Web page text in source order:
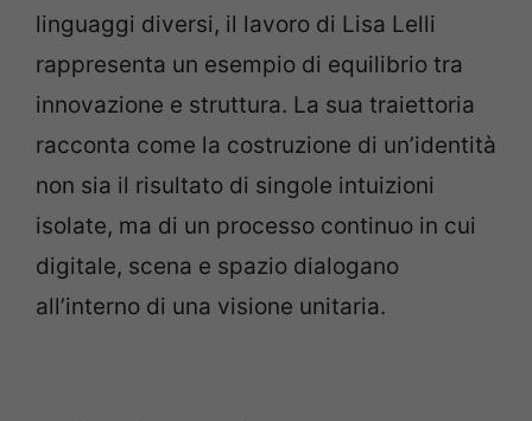
linguaggi diversi, il lavoro di Lisa Lelli
rappresenta un esempio di equilibrio tra
innovazione e struttura. La sua traiettoria
racconta come la costruzione di un’identità
non sia il risultato di singole intuizioni
isolate, ma di un processo continuo in cui
digitale, scena e spazio dialogano
all’interno di una visione unitaria.